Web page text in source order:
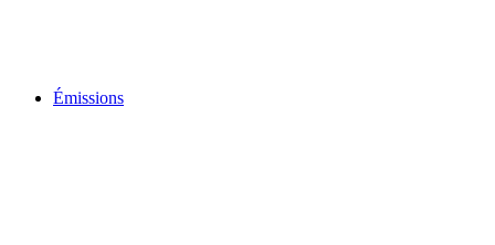
Émissions